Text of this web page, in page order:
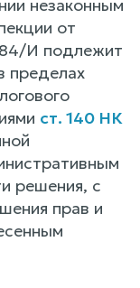
незаконным
от
И подлежит
пределах
ст. 140 НК
решения, с
прав и